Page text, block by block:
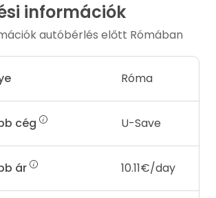
információk
autóbérlés előtt Rómában
Róma
cég U-Save
ár 10.11€/day